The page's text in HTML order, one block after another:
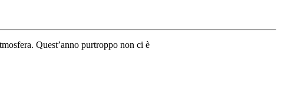
Quest’anno purtroppo non ci è